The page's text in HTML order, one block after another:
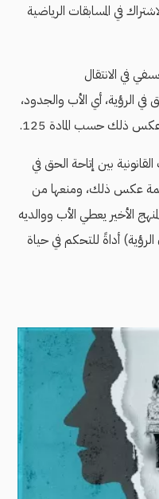
في المسابقات الرياضية
في الانتقال
الرؤية، أي الأب والجدود،
ذلك حسب المادة 125.
بين إتاحة الحق في
عكس ذلك، ومنعها من
الأخير يعطي الأب ووالديه
أداةً للتحكم في حياة